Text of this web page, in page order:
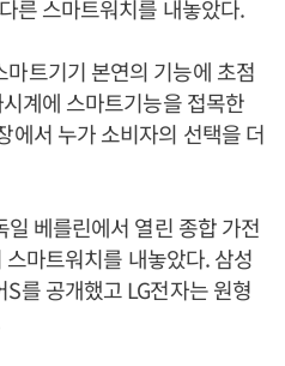
른 스마트워치를 내놓았다.
트기기 본연의 기능에 초점
계에 스마트기능을 접목한
에서 누가 소비자의 선택을 더
베를린에서 열린 종합 가전
마트워치를 내놓았다. 삼성
를 공개했고 LG전자는 원형